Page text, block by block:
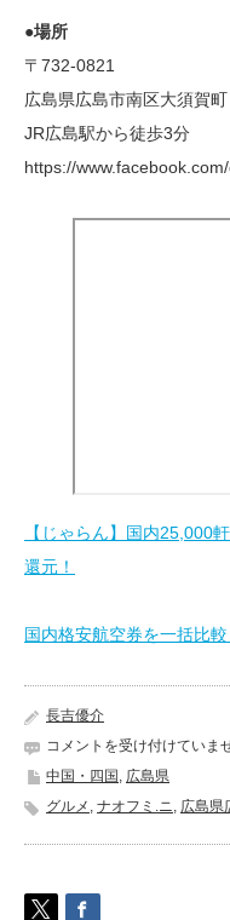
●場所
〒732-0821
広島県広島市南区大須賀
JR広島駅から徒歩3分
https://
【じゃらん】国内25,000
還元！
国内格安航空券を一括比較
長吉優介
え
び
や
広
コメントを受け付けていま
中国・四国 , 広島県
グルメ , ナオフミ.ニ, 広島県